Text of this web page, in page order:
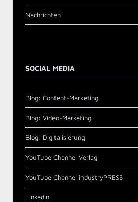
Nachrichten
SOCIAL MEDIA
Blog: Content-Marketing
Blog: Video-Marketing
Blog: Digitalisierung
YouTube Channel Verlag
YouTube Channel industryPRESS
LinkedIn